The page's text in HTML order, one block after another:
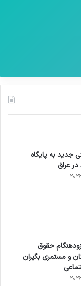
جدید به پایگاه
عراق
حقوق
و مستمری بگیران
با طعم
های
2023
توسط